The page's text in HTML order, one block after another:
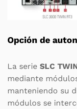
Opción de
La serie SLC
mediante
manteniendo su
módulos se